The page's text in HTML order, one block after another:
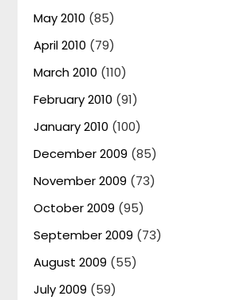
May 2010 (85)
April 2010 (79)
March 2010 (110)
February 2010 (91)
January 2010 (100)
December 2009 (85)
November 2009 (73)
October 2009 (95)
September 2009 (73)
August 2009 (55)
July 2009 (59)